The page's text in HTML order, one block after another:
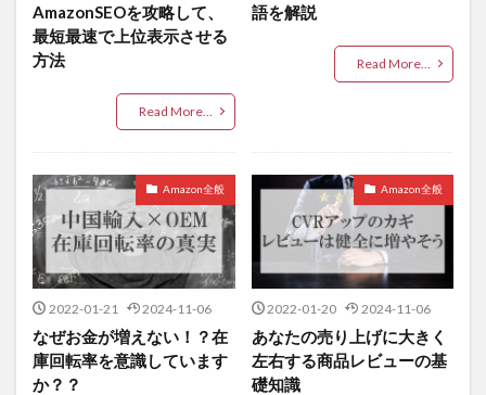
AmazonSEOを攻略して、
最短最速で上位表示させる
方法
Read More...
語を解説
Read More...
Amazon全般
2022-01-21 2024-11-06
なぜお金が増えない！？在
庫回転率を意識しています
か？？
Amazon全般
2022-01-20 2024-11-06
あなたの売り上げに大きく
左右する商品レビューの基
礎知識